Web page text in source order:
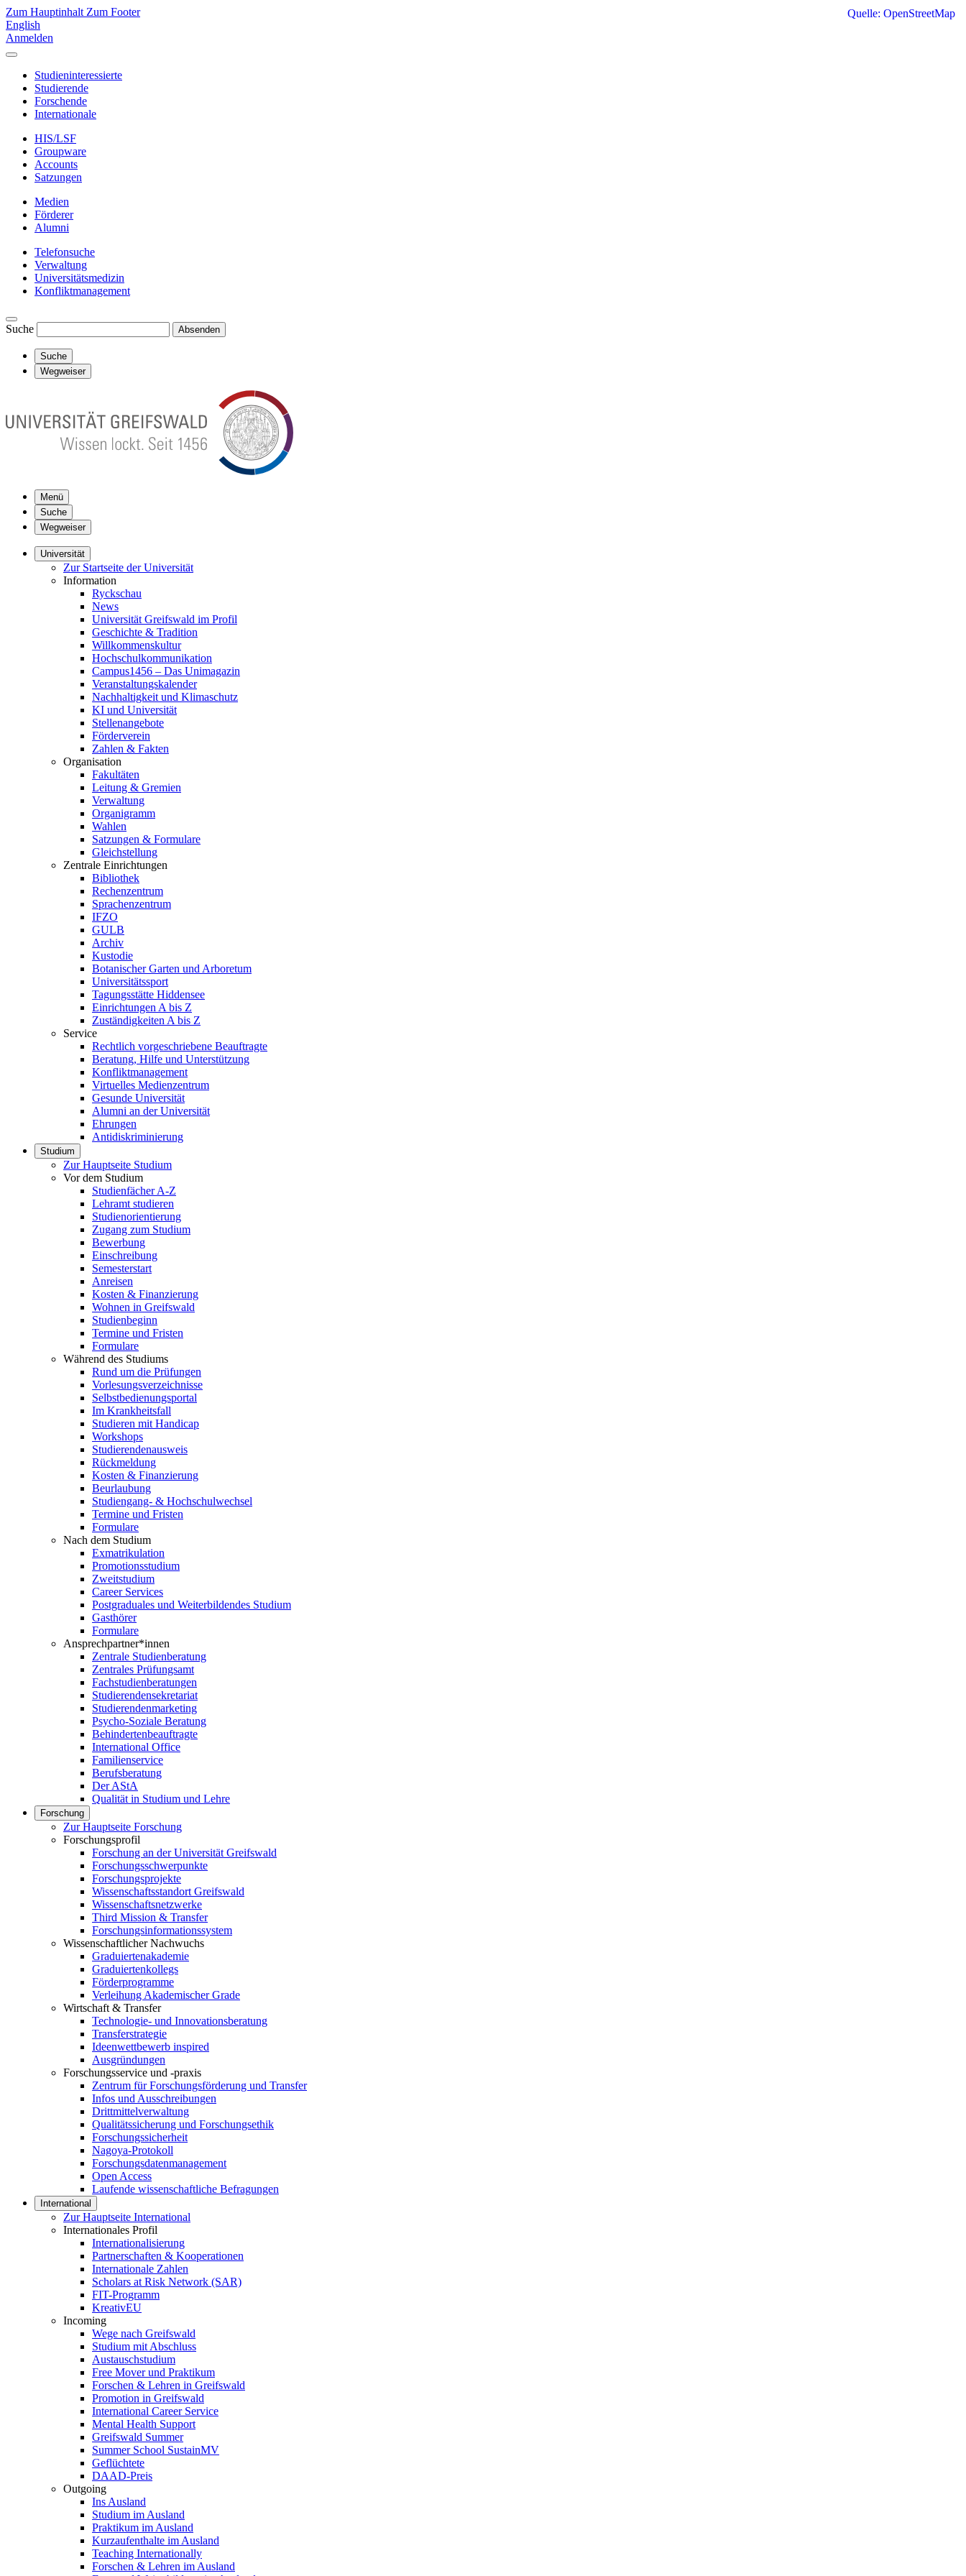
Zum Hauptinhalt Zum Footer
English
Anmelden
Studieninteressierte
Studierende
Forschende
Internationale
HIS/LSF
Groupware
Accounts
Satzungen
Medien
Förderer
Alumni
Telefonsuche
Verwaltung
Universitätsmedizin
Konfliktmanagement
Suche Absenden
Suche
Wegweiser
Menü
Suche
Wegweiser
Universität
Zur Startseite der Universität
Information
Ryckschau
News
Universität Greifswald im Profil
Geschichte & Tradition
Willkommenskultur
Hochschulkommunikation
Campus1456 – Das Unimagazin
Veranstaltungskalender
Nachhaltigkeit und Klimaschutz
KI und Universität
Stellenangebote
Förderverein
Zahlen & Fakten
Organisation
Fakultäten
Leitung & Gremien
Verwaltung
Organigramm
Wahlen
Satzungen & Formulare
Gleichstellung
Zentrale Einrichtungen
Bibliothek
Rechenzentrum
Sprachenzentrum
IFZO
GULB
Archiv
Kustodie
Botanischer Garten und Arboretum
Universitätssport
Tagungsstätte Hiddensee
Einrichtungen A bis Z
Zuständigkeiten A bis Z
Service
Rechtlich vorgeschriebene Beauftragte
Beratung, Hilfe und Unterstützung
Konfliktmanagement
Virtuelles Medienzentrum
Gesunde Universität
Alumni an der Universität
Ehrungen
Antidiskriminierung
Studium
Zur Hauptseite Studium
Vor dem Studium
Studienfächer A-Z
Lehramt studieren
Studienorientierung
Zugang zum Studium
Bewerbung
Einschreibung
Semesterstart
Anreisen
Kosten & Finanzierung
Wohnen in Greifswald
Studienbeginn
Termine und Fristen
Formulare
Während des Studiums
Rund um die Prüfungen
Vorlesungsverzeichnisse
Selbstbedienungsportal
Im Krankheitsfall
Studieren mit Handicap
Workshops
Studierendenausweis
Rückmeldung
Kosten & Finanzierung
Beurlaubung
Studiengang- & Hochschulwechsel
Termine und Fristen
Formulare
Nach dem Studium
Exmatrikulation
Promotionsstudium
Zweitstudium
Career Services
Postgraduales und Weiterbildendes Studium
Gasthörer
Formulare
Ansprechpartner*innen
Zentrale Studienberatung
Zentrales Prüfungsamt
Fachstudienberatungen
Studierendensekretariat
Studierendenmarketing
Psycho-Soziale Beratung
Behindertenbeauftragte
International Office
Familienservice
Berufsberatung
Der AStA
Qualität in Studium und Lehre
Forschung
Zur Hauptseite Forschung
Forschungsprofil
Forschung an der Universität Greifswald
Forschungsschwerpunkte
Forschungsprojekte
Wissenschaftsstandort Greifswald
Wissenschaftsnetzwerke
Third Mission & Transfer
Forschungsinformationssystem
Wissenschaftlicher Nachwuchs
Graduiertenakademie
Graduiertenkollegs
Förderprogramme
Verleihung Akademischer Grade
Wirtschaft & Transfer
Technologie- und Innovationsberatung
Transferstrategie
Ideenwettbewerb inspired
Ausgründungen
Forschungsservice und -praxis
Zentrum für Forschungsförderung und Transfer
Infos und Ausschreibungen
Drittmittelverwaltung
Qualitätssicherung und Forschungsethik
Forschungssicherheit
Nagoya-Protokoll
Forschungsdatenmanagement
Open Access
Laufende wissenschaftliche Befragungen
International
Zur Hauptseite International
Internationales Profil
Internationalisierung
Partnerschaften & Kooperationen
Internationale Zahlen
Scholars at Risk Network (SAR)
FIT-Programm
KreativEU
Incoming
Wege nach Greifswald
Studium mit Abschluss
Austauschstudium
Free Mover und Praktikum
Forschen & Lehren in Greifswald
Promotion in Greifswald
International Career Service
Mental Health Support
Greifswald Summer
Summer School SustainMV
Geflüchtete
DAAD-Preis
Outgoing
Ins Ausland
Studium im Ausland
Praktikum im Ausland
Kurzaufenthalte im Ausland
Teaching Internationally
Forschen & Lehren im Ausland
Quelle: OpenStreetMap